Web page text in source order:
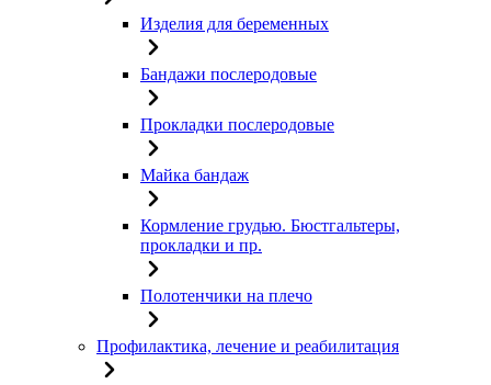
Изделия для беременных
Бандажи послеродовые
Прокладки послеродовые
Майка бандаж
Кормление грудью. Бюстгальтеры,
прокладки и пр.
Полотенчики на плечо
Профилактика, лечение и реабилитация